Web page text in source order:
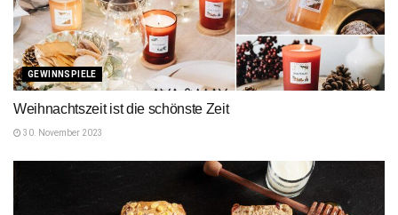
GEWINNSPIELE
Weihnachtszeit ist die schönste Zeit
30. November 2023